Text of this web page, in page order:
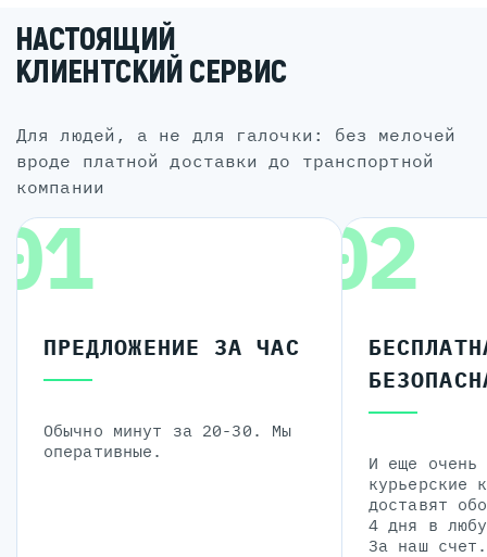
НАСТОЯЩИЙ
КЛИЕНТСКИЙ СЕРВИС
для людей, а не для галочки: без мелочей
вроде платной доставки до транспортной
компании
ПРЕДЛОЖЕНИЕ ЗА ЧАС
Обычно минут за 20-30. Мы
оперативные.
02
И еще очень
курьерские
доставят
4 дня в
За наш счет.